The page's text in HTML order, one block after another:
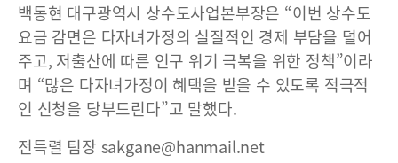
백동현 대구광역시 상수도사업본부장은 “이번 상수도
요금 감면은 다자녀가정의 실질적인 경제 부담을 덜어
주고, 저출산에 따른 인구 위기 극복을 위한 정책”이라
며 “많은 다자녀가정이 혜택을 받을 수 있도록 적극적
인 신청을 당부드린다”고 말했다.
전득렬 팀장 sakgane@hanmail.net